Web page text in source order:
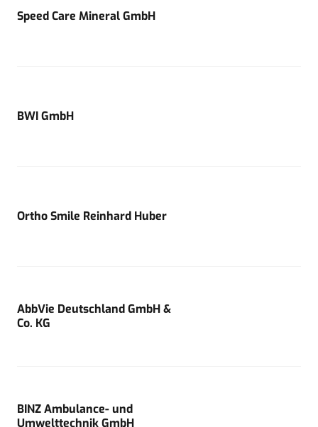
Speed Care Mineral GmbH
BWI GmbH
Ortho Smile Reinhard Huber
AbbVie Deutschland GmbH &
Co. KG
BINZ Ambulance- und
Umwelttechnik GmbH